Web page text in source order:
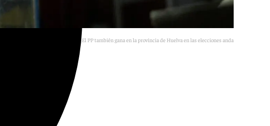
El PP también gana en la provincia de Huelva en las elecciones andaluzas del 17M.